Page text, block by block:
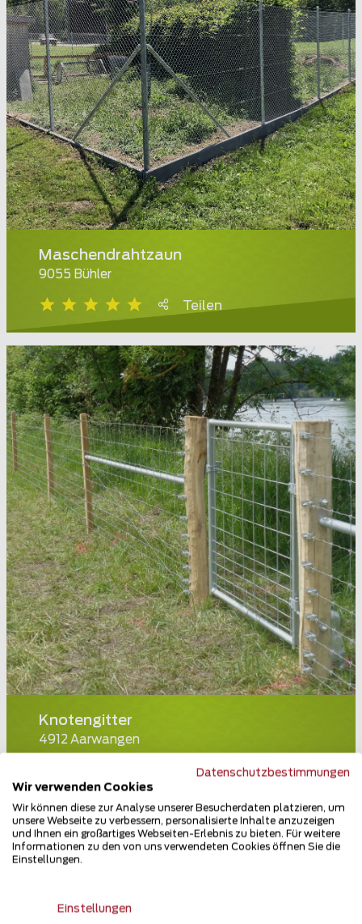
Maschendrahtzaun
9055 Bühler
Teilen
Knotengitter
4912 Aarwangen
Teilen
Datenschutzbestimmungen
Wir verwenden Cookies
Wir können diese zur Analyse unserer Besucherdaten platzieren, um
unsere Webseite zu verbessern, personalisierte Inhalte anzuzeigen
und Ihnen ein großartiges Webseiten-Erlebnis zu bieten. Für weitere
Informationen zu den von uns verwendeten Cookies öffnen Sie die
Einstellungen.
Einstellungen